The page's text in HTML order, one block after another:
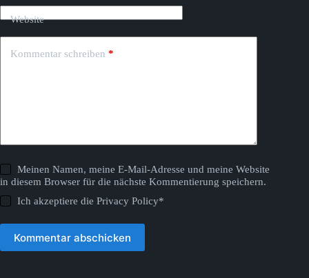
Website
Kommentar schreiben *
Meinen Namen, meine E-Mail-Adresse und meine Website
in diesem Browser für die nächste Kommentierung speichern.
Ich akzeptiere diePrivacy Policy*
Kommentar abschicken